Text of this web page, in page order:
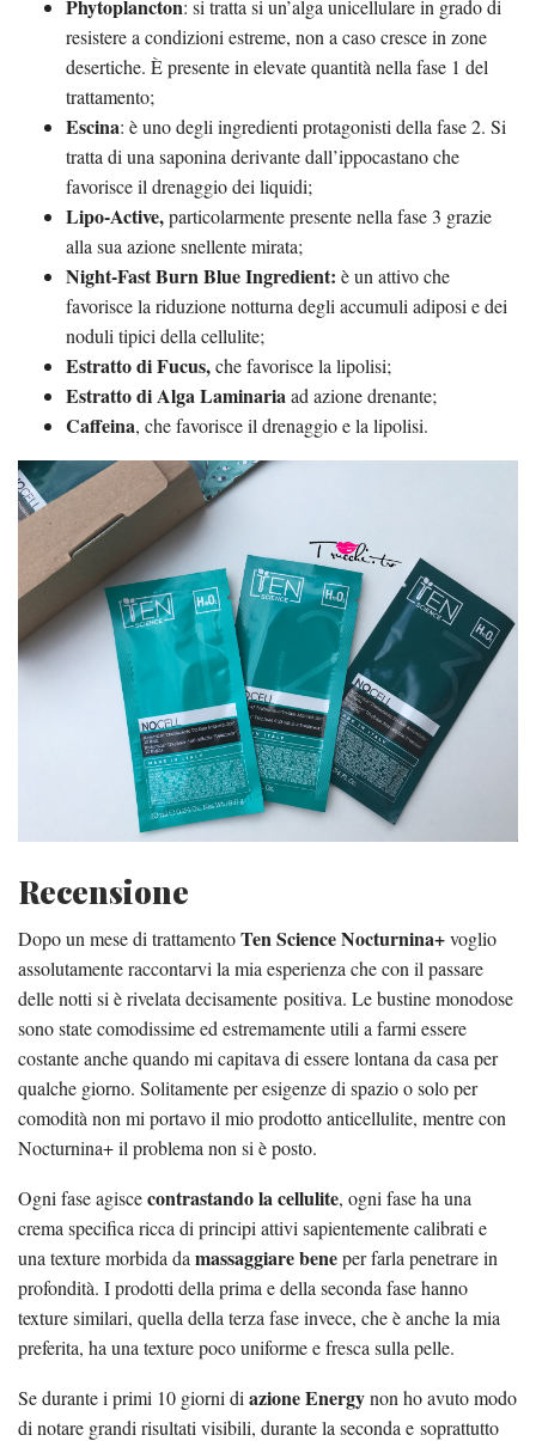
Phytoplancton: si tratta si un’alga unicellulare in grado di
resistere a condizioni estreme, non a caso cresce in zone
desertiche. È presente in elevate quantità nella fase 1 del
trattamento;
Escina: è uno degli ingredienti protagonisti della fase 2. Si
tratta di una saponina derivante dall’ippocastano che
favorisce il drenaggio dei liquidi;
Lipo-Active,particolarmente presente nella fase 3 grazie
alla sua azione snellente mirata;
Night-Fast Burn Blue Ingredient: è un attivo che
favorisce la riduzione notturna degli accumuli adiposi e dei
noduli tipici della cellulite;
Estratto di Fucus,che favorisce la lipolisi;
Estratto di Alga Laminariaad azione drenante;
Caffeina, che favorisce il drenaggio e la lipolisi.
Recensione
Dopo un mese di trattamentoTen Science Nocturnina+voglio
assolutamente raccontarvi la mia esperienza che con il passare
delle notti si è rivelata decisamente positiva. Le bustine monodose
sono state comodissime ed estremamente utili a farmi essere
costante anche quando mi capitava di essere lontana da casa per
qualche giorno. Solitamente per esigenze di spazio o solo per
comodità non mi portavo il mio prodotto anticellulite, mentre con
Nocturnina+ il problema non si è posto.
Ogni fase agiscecontrastando la cellulite, ogni fase ha una
crema specifica ricca di principi attivi sapientemente calibrati e
una texture morbida da massaggiare beneper farla penetrare in
profondità. I prodotti della prima e della seconda fase hanno
texture similari, quella della terza fase invece, che è anche la mia
preferita, ha una texture poco uniforme e fresca sulla pelle.
Se durante i primi 10 giorni di azione Energynon ho avuto modo
di notare grandi risultati visibili, durante la seconda e soprattutto